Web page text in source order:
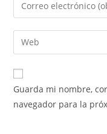
de
usuario
para
comentar
tu
dirección
de
electrónico
para
comentar
Introduce
la
URL
de
Guarda mi nombre,
navegador para la